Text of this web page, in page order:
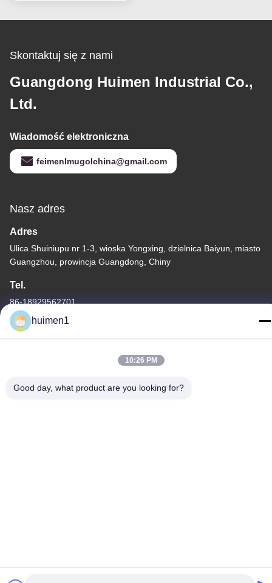
odpornej na zużycie,
Skontaktuj się z nami
Guangdong Huimen Industrial Co.,
Ltd.
Wiadomość elektroniczna
feimenlmugolchina@gmail.com
Nasz adres
Adres
Ulica Shuiniupu nr 1-3, wioska Yongxing, dzielnica Baiyun, miasto
Guangzhou, prowincja Guangdong, Chiny
Tel.
86-18929562701
Chiny Dobra jakość Części silnika Isuzu Sprzedawca. -2026
huimen1
10:26 PM
Good day, what product are you looking for?